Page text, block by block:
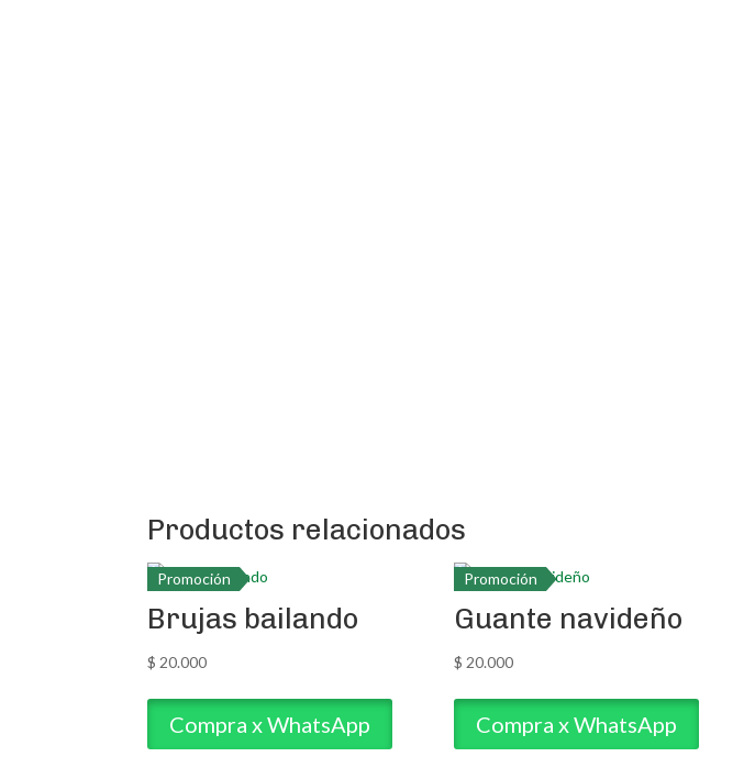
Productos relacionados
Promoción
Brujas bailando
$ 20.000
Compra x WhatsApp
Promoción
Guante navideño
$ 20.000
Compra x WhatsApp